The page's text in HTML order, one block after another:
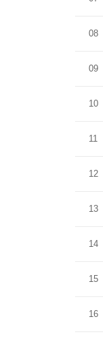
08
09
10
11
12
13
14
15
16